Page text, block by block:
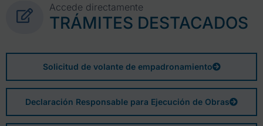
Accede directamente
TRÁMITES DESTACADOS
Solicitud de volante de empadronamiento
Declaración Responsable para Ejecución de Obras